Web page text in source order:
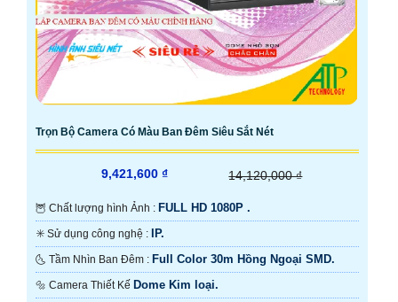
Trọn Bộ Camera Có Màu Ban Đêm Siêu Sắt Nét
9,421,600 ₫ 14,120,000 ₫
🦉 Chất lượng hình Ảnh : FULL HD 1080P .
✳️ Sử dụng công nghệ : IP.
🌜 Tầm Nhìn Ban Đêm : Full Color 30m Hồng Ngoại SMD.
🔩 Camera Thiết Kế Dome Kim loại.